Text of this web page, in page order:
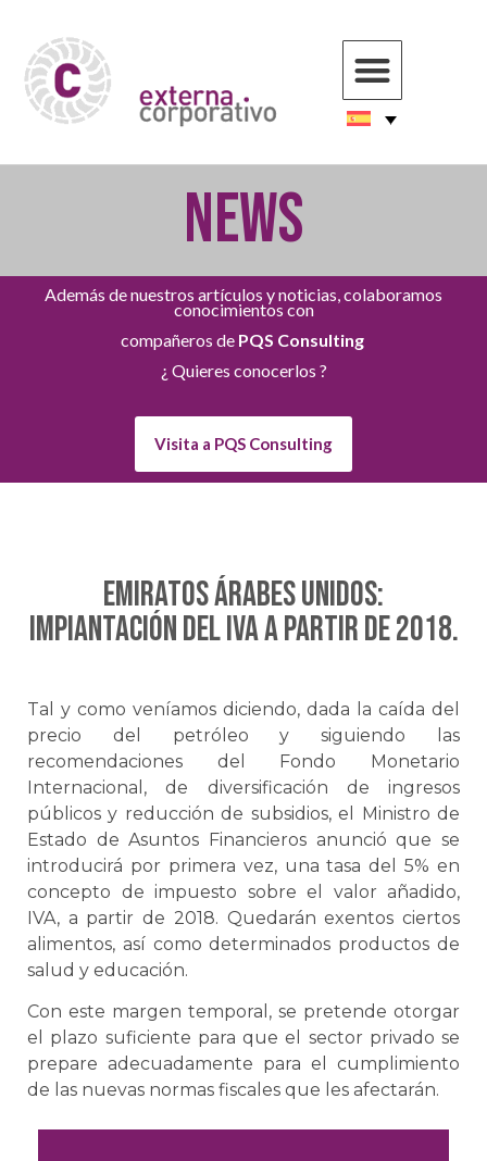
NEWS
Además de nuestros artículos y noticias, colaboramos
conocimientos con
compañeros de PQS Consulting
¿ Quieres conocerlos ?
Visita a PQS Consulting
Emiratos Árabes Unidos:
ImpIantación del IVA a partir de 2018.
Tal y como veníamos diciendo, dada la caída del
precio del petróleo y siguiendo las
recomendaciones del Fondo Monetario
Internacional, de diversificación de ingresos
públicos y reducción de subsidios, el Ministro de
Estado de Asuntos Financieros anunció que se
introducirá por primera vez, una tasa del 5% en
concepto de impuesto sobre el valor añadido,
IVA, a partir de 2018. Quedarán exentos ciertos
alimentos, así como determinados productos de
salud y educación.
Con este margen temporal, se pretende otorgar
el plazo suficiente para que el sector privado se
prepare adecuadamente para el cumplimiento
de las nuevas normas fiscales que les afectarán.